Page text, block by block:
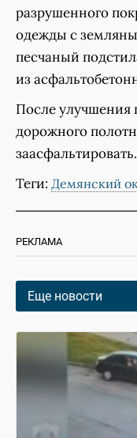
разрушенного
одежды с
песчаный
из
После улучшения
дорожного
заасфальтировать.
Теги: Демянский
РЕКЛАМА
Еще новости